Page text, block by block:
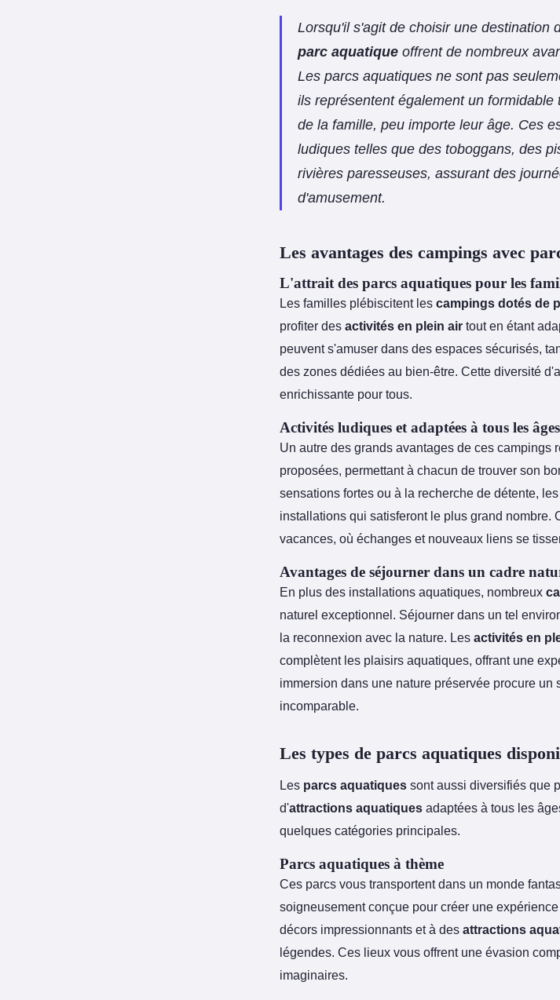
Lorsqu'il s'agit de choisir une destination
parc aquatique offrent de nombreux
Les parcs aquatiques ne sont pas
ils représentent également un
de la famille, peu importe leur âge. Ces
ludiques telles que des toboggans, des
rivières paresseuses, assurant des
d'amusement.
Les avantages des campings avec
L'attrait des parcs aquatiques pour les
Les familles plébiscitent les campings dotés de
profiter des activités en plein air tout en étant
peuvent s'amuser dans des espaces sécurisés,
des zones dédiées au bien-être. Cette diversité
enrichissante pour tous.
Activités ludiques et adaptées à tous les âges
Un autre des grands avantages de ces campings
proposées, permettant à chacun de trouver son
sensations fortes ou à la recherche de détente, les
installations qui satisferont le plus grand
vacances, où échanges et nouveaux liens se
Avantages de séjourner dans un cadre
En plus des installations aquatiques, nombreux
naturel exceptionnel. Séjourner dans un tel
la reconnexion avec la nature. Les activités en
complètent les plaisirs aquatiques, offrant une
immersion dans une nature préservée procure un
incomparable.
Les types de parcs aquatiques
Les parcs aquatiques sont aussi diversifiés que
d'attractions aquatiques adaptées à tous les
quelques catégories principales.
Parcs aquatiques à thème
Ces parcs vous transportent dans un monde
soigneusement conçue pour créer une
décors impressionnants et à des attractions
légendes. Ces lieux vous offrent une évasion
imaginaires.